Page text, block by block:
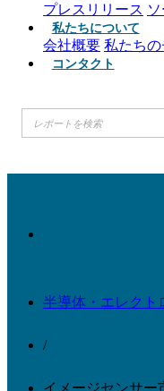
プレスリリース
私たちについて
会社概要 私たちの
コンタクト
半導体・エレクト
/
イメージセンサー